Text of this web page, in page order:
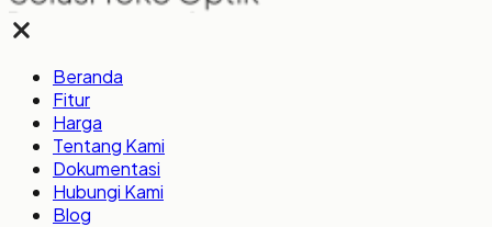
Beranda
Fitur
Harga
Tentang Kami
Dokumentasi
Hubungi Kami
Blog